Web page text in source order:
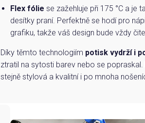
Flex fólie se zažehluje při 175 °C a je
desítky praní. Perfektně se hodí pro
grafiku, takže váš design bude vždy
Díky těmto technologiím potisk vydrží i
ztratil na sytosti barev nebo se
stejně stylová a kvalitní i po mnoha